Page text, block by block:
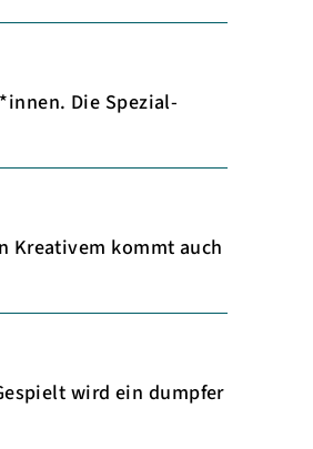
Die Spezial-
Kreativem kommt auch
wird ein dumpfer